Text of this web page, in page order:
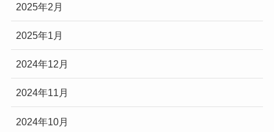
2025年2月
2025年1月
2024年12月
2024年11月
2024年10月